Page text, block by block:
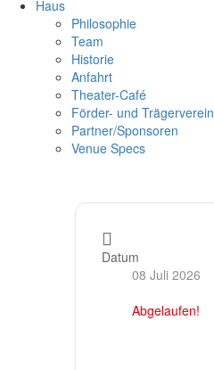
Haus
Philosophie
Team
Historie
Anfahrt
Theater-Café
Förder- und Trägerverein
Partner/Sponsoren
Venue Specs
Datum
08 Juli 2026
Abgelaufen!